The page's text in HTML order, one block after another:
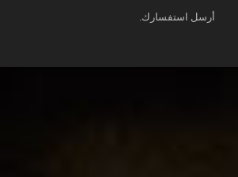
أرسل استفسارك.